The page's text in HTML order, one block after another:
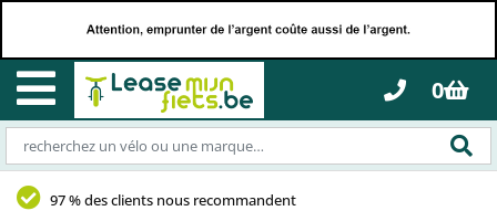
0
97 % des clients nous recommandent